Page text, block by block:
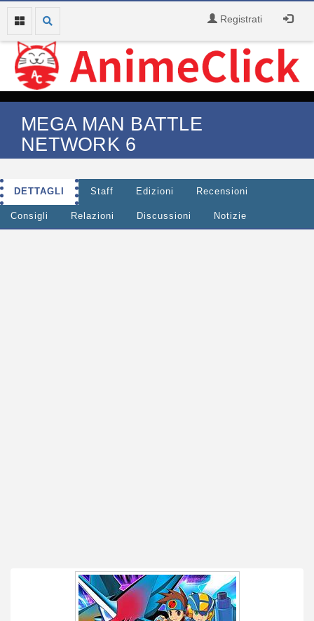
Registrati
MEGA MAN BATTLE
NETWORK 6
DETTAGLI Staff Edizioni Recensioni
Consigli Relazioni Discussioni Notizie